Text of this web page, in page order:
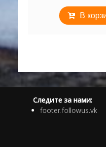
В
Следите за нами:
footer.followus.vk